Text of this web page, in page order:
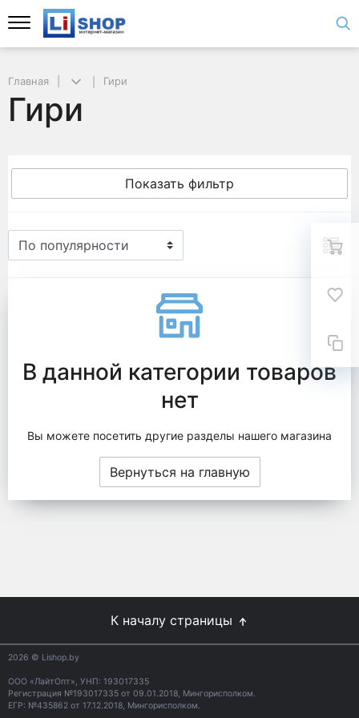
Главная Гири
Гири
Показать фильтр
В данной категории товаров
нет
Вы можете посетить другие разделы нашего магазина
Вернуться на главную
К началу страницы
2026 © Lishop.by
ООО «ЛайтОпт», УНП: 193017335
Регистрация №193017335 от 09.01.2018, Мингорисполком.
ЕГР: №435862 от 17.12.2018, Мингорисполком.